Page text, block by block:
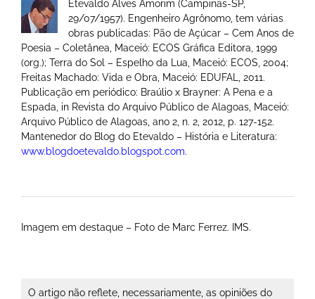
Etevaldo Alves Amorim (Campinas-SP,
29/07/1957). Engenheiro Agrônomo, tem várias
obras publicadas: Pão de Açúcar – Cem Anos de
Poesia – Coletânea, Maceió: ECOS Gráfica Editora, 1999
(org.); Terra do Sol – Espelho da Lua, Maceió: ECOS, 2004;
Freitas Machado: Vida e Obra, Maceió: EDUFAL, 2011.
Publicação em periódico: Braúlio x Brayner: A Pena e a
Espada, in Revista do Arquivo Público de Alagoas, Maceió:
Arquivo Público de Alagoas, ano 2, n. 2, 2012, p. 127-152.
Mantenedor do Blog do Etevaldo – História e Literatura:
www.blogdoetevaldo.blogspot.com.
Imagem em destaque – Foto de Marc Ferrez. IMS.
O artigo não reflete, necessariamente, as opiniões do